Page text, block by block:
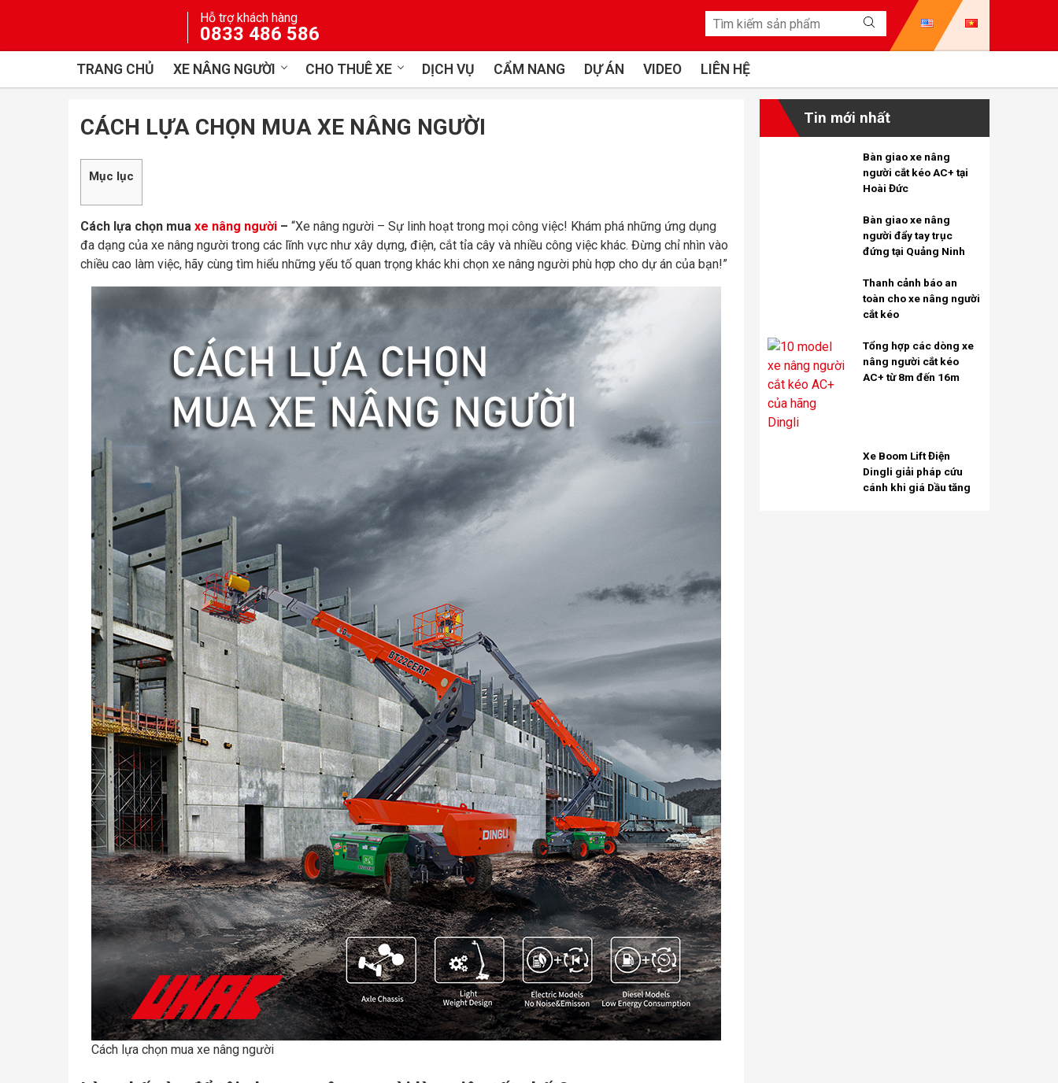
Hỗ trợ khách hàng
0833 486 586
TRANG CHỦ XE NÂNG NGƯỜI CHO THUÊ XE DỊCH VỤ CẨM NANG DỰ ÁN VIDEO LIÊN HỆ
CÁCH LỰA CHỌN MUA XE NÂNG NGƯỜI
Mục lục
Cách lựa chọn mua xe nâng người – “Xe nâng người – Sự linh hoạt trong mọi công việc! Khám phá những ứng dụng
đa dạng của xe nâng người trong các lĩnh vực như xây dựng, điện, cắt tỉa cây và nhiều công việc khác. Đừng chỉ nhìn vào
chiều cao làm việc, hãy cùng tìm hiểu những yếu tố quan trọng khác khi chọn xe nâng người phù hợp cho dự án của bạn!”
Cách lựa chọn mua xe nâng người
Tin mới nhất
Bàn giao xe nâng
người cắt kéo AC+ tại
Hoài Đức
Bàn giao xe nâng
người đẩy tay trục
đứng tại Quảng Ninh
Thanh cảnh báo an
toàn cho xe nâng người
cắt kéo
Tổng hợp các dòng xe
nâng người cắt kéo
AC+ từ 8m đến 16m
Xe Boom Lift Điện
Dingli giải pháp cứu
cánh khi giá Dầu tăng